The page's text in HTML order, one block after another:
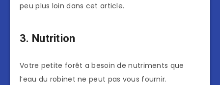
peu plus loin dans cet article.
3. Nutrition
Votre petite forêt a besoin de nutriments que
l’eau du robinet ne peut pas vous fournir.